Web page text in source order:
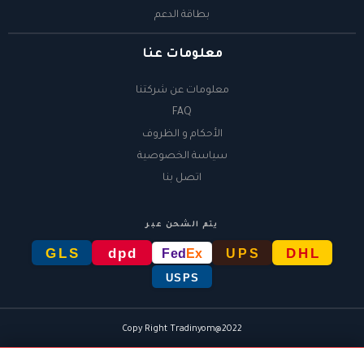
بطاقة الدعم
معلومات عنا
معلومات عن شركتنا
FAQ
الأحكام و الظروف
سياسة الخصوصية
اتصل بنا
يتم الشحن عبر
DHL
UPS
FedEx
dpd
GLS
USPS
Copy Right Tradinyom@2022